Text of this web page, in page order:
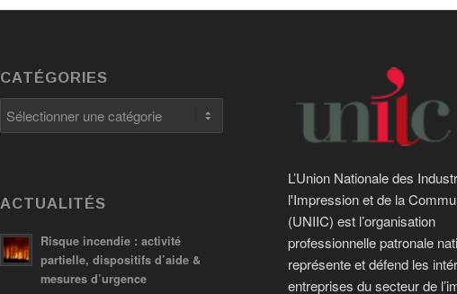
CATÉGORIES
Catégories
ACTUALITÉS
Risque incendie : activité
partielle, dispositifs d’aide &
mesures d’urgence
L’Union Nationale des
l'Impression et de la
(UNIIC) est l’organisation
professionnelle patronale
représente et défend les
entreprises du secteur de